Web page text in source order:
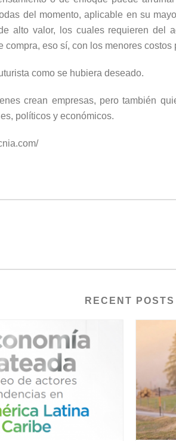
del momento, aplicable en su
alto valor, los cuales requieren del
eso sí, con los menores
como se hubiera deseado.
crean empresas, pero también
políticos y económicos.
RECENT POSTS